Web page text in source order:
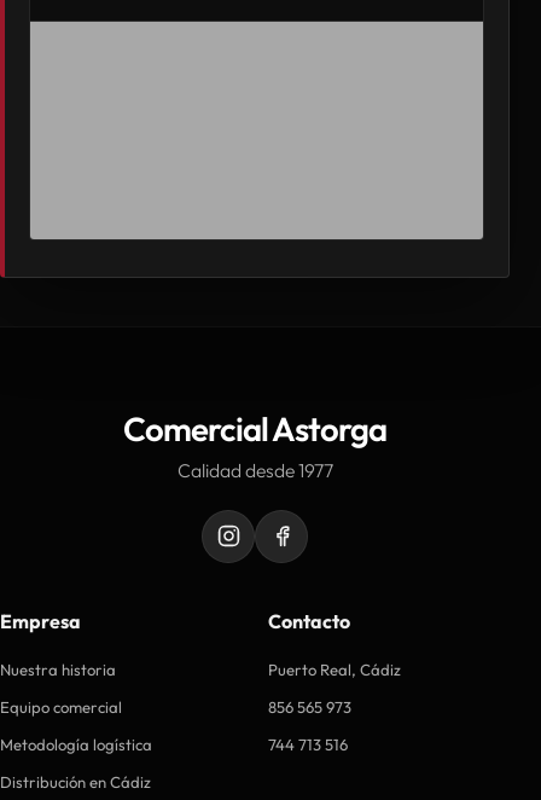
Comercial Astorga
Calidad desde 1977
Empresa
Nuestra historia
Equipo comercial
Metodología logística
Distribución en Cádiz
Contacto
Puerto Real, Cádiz
856 565 973
744 713 516